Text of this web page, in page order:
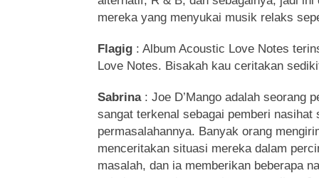
mereka yang menyukai musik relaks
Flagig : Album Acoustic Love Notes
Love Notes. Bisakah kau ceritakan
Sabrina: Joe D’Mango adalah seorang
sangat terkenal sebagai pemberi nasihat
permasalahannya. Banyak orang
menceritakan situasi mereka dalam
masalah, dan ia memberikan beberapa